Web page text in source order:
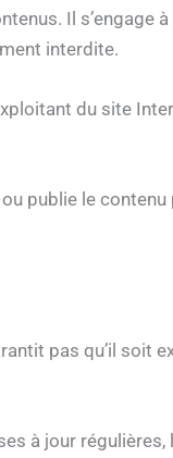
Il s’engage
interdite.
du site
publie le
pas qu’il soit
à jour régulières,